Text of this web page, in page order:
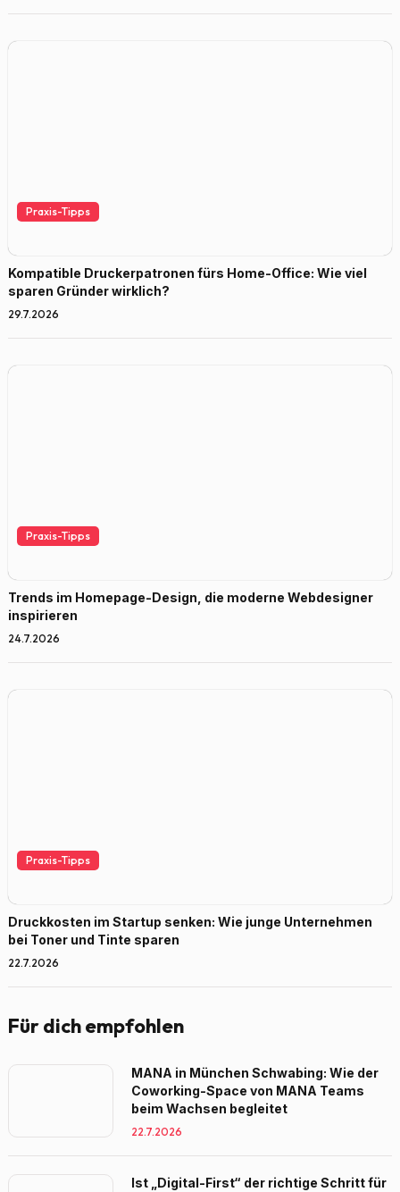
Praxis-Tipps
Kompatible Druckerpatronen fürs Home-Office: Wie viel
sparen Gründer wirklich?
29.7.2026
Praxis-Tipps
Trends im Homepage-Design, die moderne Webdesigner
inspirieren
24.7.2026
Praxis-Tipps
Druckkosten im Startup senken: Wie junge Unternehmen
bei Toner und Tinte sparen
22.7.2026
Für dich empfohlen
MANA in München Schwabing: Wie der
Coworking-Space von MANA Teams
beim Wachsen begleitet
22.7.2026
Ist „Digital-First“ der richtige Schritt für